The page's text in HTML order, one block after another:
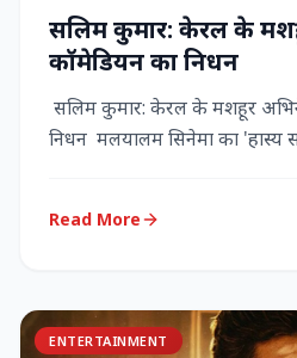
सलिम कुमार: केरल के
कॉमेडियन का निधन
सलिम कुमार: केरल के मशहूर
निधन मलयालम सिनेमा का 'हास्य
Read More
ENTERTAINMENT